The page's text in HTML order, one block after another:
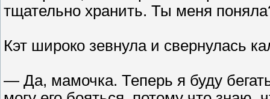
тщательно хранить. Ты меня
Кэт широко зевнула и свернулась
— Да, мамочка. Теперь я буду